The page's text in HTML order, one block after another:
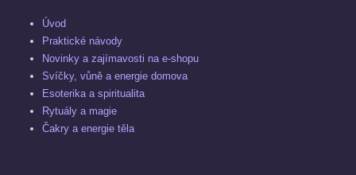
Úvod
Praktické návody
Novinky a zajímavosti na e-shopu
Svíčky, vůně a energie domova
Esoterika a spiritualita
Rytuály a magie
Čakry a energie těla